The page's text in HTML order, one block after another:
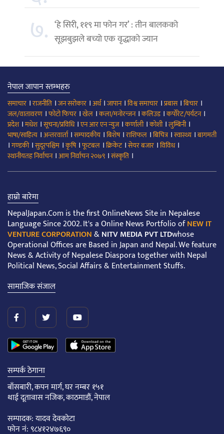
७. ‘हे सिरी, ११९ मा फोन गर’ : तीन बालकको
सूझबुझले बच्यो एक वृद्धाको ज्यान
नेपाल जापान स्तम्भहरु
समाचार ।राजनीति ।जन सरोकार ।अर्थ।जापान।विश्व समाचार ।प्रबास।बिचार ।
जल/वातावरण ।फोटो फिचर ।खेल ।कला/मनोरन्जन।कलिउड।कर्पोरेट/पर्यटन।
प्रदेश।मधेश।सूचना/प्रविधि।एन आर एन न्युज।कर्णाली।कोशी।लुम्बिनी।
भाषा/साहित्य ।अन्तरवार्ता।सम्पादकीय ।बिशेष।राशिफल ।बिचित्र।स्वास्थ्य ।बागमती
।गण्डकी।सुदूरपश्चिम ।कृषि।फूटबल ।क्रिकेट।सेयर बजार ।विविध।
स्थानीयतह निर्वाचन।आम निर्वाचन २०७९ ।संस्कृति ।
हाम्रो बारेमा
NepalJapan.Com is the first OnlineNews Site in Nepalese
Language Since 2002. It's a Online News Portfolio ofNEW IT
VENTURE CORPORATION&NITV MEDIA PVT LTDwhose
Operational Offices are Based in Japan and Nepal. We feature
News & Activity of Nepalese Diaspora together with Nepal
Political News, Social Affairs & Entertainment Stuffs.
सामाजिक संजाल
सम्पर्क ठेगाना
बाँसबारी, कपन मार्ग, घर नम्बर १५१
थाई दूतावास नजिक, काठमाडौं, नेपाल
सम्पादक: यादव देवकोटा
फोन नं: ९८४१२४७६९०